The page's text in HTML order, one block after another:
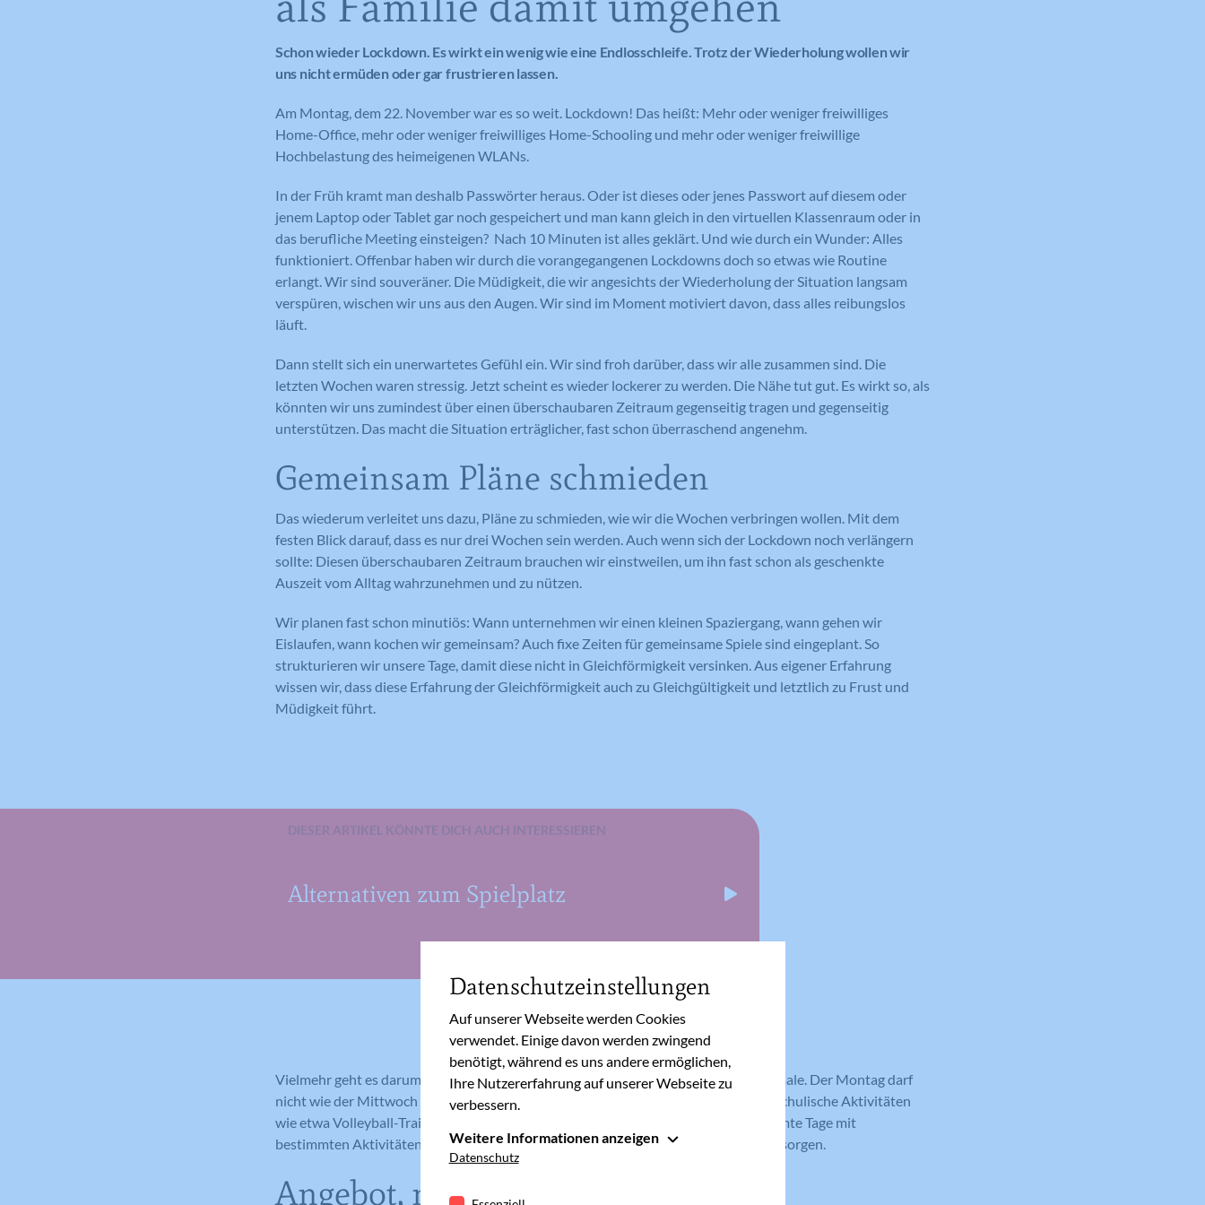
Schon wieder Lockdown. Es wirkt ein wenig wie eine Endlosschleife. Trotz der Wiederholung wollen wir
uns nicht ermüden oder gar frustrieren lassen.
Am Montag, dem 22. November war es so weit. Lockdown! Das heißt: Mehr oder weniger freiwilliges
Home-Office, mehr oder weniger freiwilliges Home-Schooling und mehr oder weniger freiwillige
Hochbelastung des heimeigenen WLANs.
In der Früh kramt man deshalb Passwörter heraus. Oder ist dieses oder jenes Passwort auf diesem oder
jenem Laptop oder Tablet gar noch gespeichert und man kann gleich in den virtuellen Klassenraum oder in
das berufliche Meeting einsteigen? Nach 10 Minuten ist alles geklärt. Und wie durch ein Wunder: Alles
funktioniert. Offenbar haben wir durch die vorangegangenen Lockdowns doch so etwas wie Routine
erlangt. Wir sind souveräner. Die Müdigkeit, die wir angesichts der Wiederholung der Situation langsam
verspüren, wischen wir uns aus den Augen. Wir sind im Moment motiviert davon, dass alles reibungslos
läuft.
Dann stellt sich ein unerwartetes Gefühl ein. Wir sind froh darüber, dass wir alle zusammen sind. Die
letzten Wochen waren stressig. Jetzt scheint es wieder lockerer zu werden. Die Nähe tut gut. Es wirkt so, als
könnten wir uns zumindest über einen überschaubaren Zeitraum gegenseitig tragen und gegenseitig
unterstützen. Das macht die Situation erträglicher, fast schon überraschend angenehm.
Gemeinsam Pläne schmieden
Das wiederum verleitet uns dazu, Pläne zu schmieden, wie wir die Wochen verbringen wollen. Mit dem
festen Blick darauf, dass es nur drei Wochen sein werden. Auch wenn sich der Lockdown noch verlängern
sollte: Diesen überschaubaren Zeitraum brauchen wir einstweilen, um ihn fast schon als geschenkte
Auszeit vom Alltag wahrzunehmen und zu nützen.
Wir planen fast schon minutiös: Wann unternehmen wir einen kleinen Spaziergang, wann gehen wir
Eislaufen, wann kochen wir gemeinsam? Auch fixe Zeiten für gemeinsame Spiele sind eingeplant. So
strukturieren wir unsere Tage, damit diese nicht in Gleichförmigkeit versinken. Aus eigener Erfahrung
wissen wir, dass diese Erfahrung der Gleichförmigkeit auch zu Gleichgültigkeit und letztlich zu Frust und
Müdigkeit führt.
DIESER ARTIKEL KÖNNTE DICH AUCH INTERESSIEREN
Alternativen zum Spielplatz
Vielmehr geht es darum, jetzt kleine Highlights zu schaffen, Unterscheidungsmerkmale. Der Montag darf
nicht wie der Mittwoch sein und der Donnerstag nicht wie der Dienstag. Da außerschulische Aktivitäten
wie etwa Volleyball-Training und Tanzen wegfallen, obliegt es an uns Eltern, bestimmte Tage mit
bestimmten Aktivitäten zu verbinden und somit für Unterscheidungen der Tage zu sorgen.
Angebot, nicht Pflicht
Datenschutzeinstellungen
Auf unserer Webseite werden Cookies
verwendet. Einige davon werden zwingend
benötigt, während es uns andere ermöglichen,
Ihre Nutzererfahrung auf unserer Webseite zu
verbessern.
Essenziell
Funktionen der Webseite benötigt. Dadurch ist
Weitere Informationen anzeigen
Datenschutz